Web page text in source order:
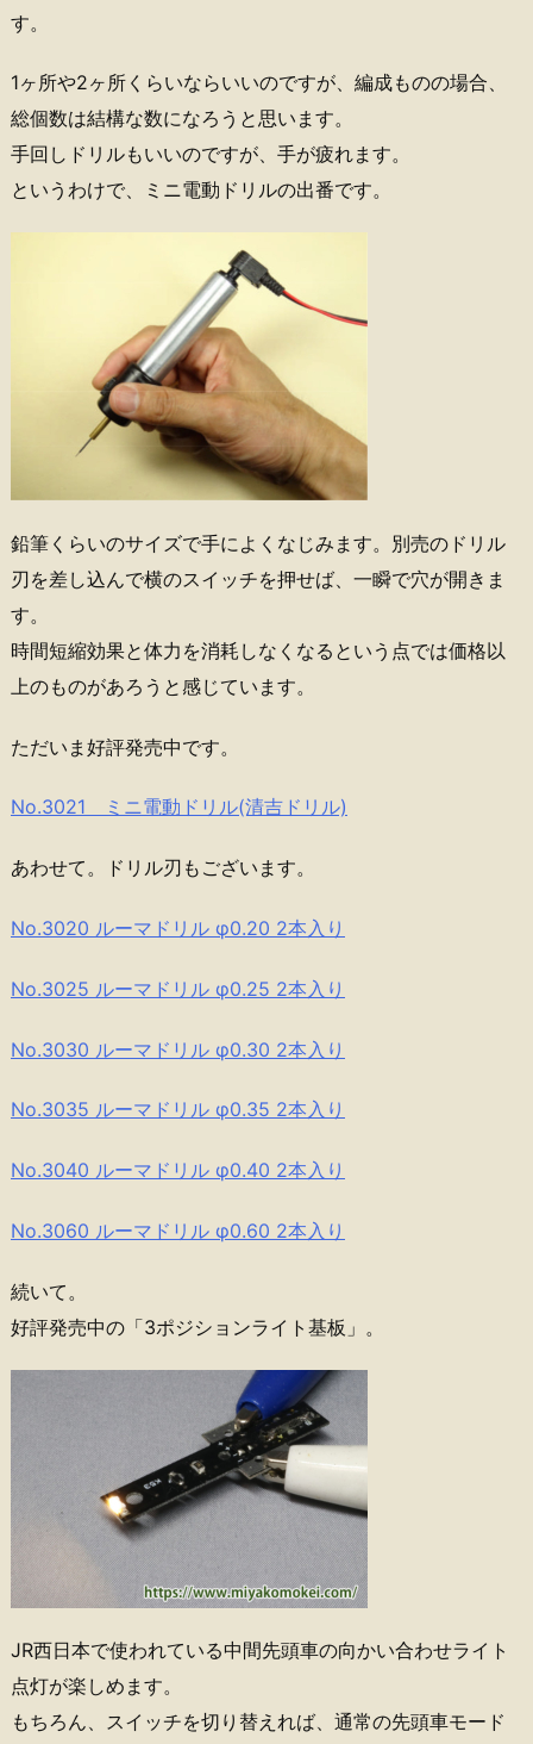
す。
1ヶ所や2ヶ所くらいならいいのですが、編成ものの場合、
総個数は結構な数になろうと思います。
手回しドリルもいいのですが、手が疲れます。
というわけで、ミニ電動ドリルの出番です。
鉛筆くらいのサイズで手によくなじみます。別売のドリル
刃を差し込んで横のスイッチを押せば、一瞬で穴が開きま
す。
時間短縮効果と体力を消耗しなくなるという点では価格以
上のものがあろうと感じています。
ただいま好評発売中です。
No.3021 ミニ電動ドリル(清吉ドリル)
あわせて。ドリル刃もございます。
No.3020 ルーマドリル φ0.20 2本入り
No.3025 ルーマドリル φ0.25 2本入り
No.3030 ルーマドリル φ0.30 2本入り
No.3035 ルーマドリル φ0.35 2本入り
No.3040 ルーマドリル φ0.40 2本入り
No.3060 ルーマドリル φ0.60 2本入り
続いて。
好評発売中の「3ポジションライト基板」。
JR西日本で使われている中間先頭車の向かい合わせライト
点灯が楽しめます。
もちろん、スイッチを切り替えれば、通常の先頭車モード